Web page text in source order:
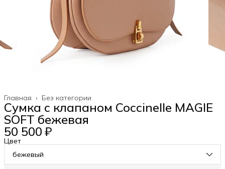
Без категории
Главная ›
Сумка с клапаном Coccinelle MAGIE
SOFT бежевая
50 500 ₽
Цвет
бежевый